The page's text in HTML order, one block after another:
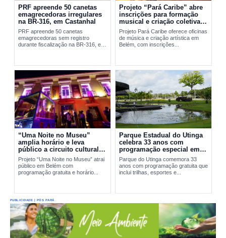
PRF apreende 50 canetas
emagrecedoras irregulares
na BR-316, em Castanhal
PRF apreende 50 canetas
emagrecedoras sem registro
durante fiscalização na BR-316, em
Projeto “Pará Caribe” abre
inscrições para formação
musical e criação coletiva
em Belém
Projeto Pará Caribe oferece oficinas
de música e criação artística em
Belém, com inscrições...
“Uma Noite no Museu”
amplia horário e leva
público a circuito cultural
em Belém
Projeto “Uma Noite no Museu” atrai
público em Belém com
programação gratuita e horário...
Parque Estadual do Utinga
celebra 33 anos com
programação especial em
Belém
Parque do Utinga comemora 33
anos com programação gratuita que
inclui trilhas, esportes e...
PUBLICIDADE | PÓS PARÁ